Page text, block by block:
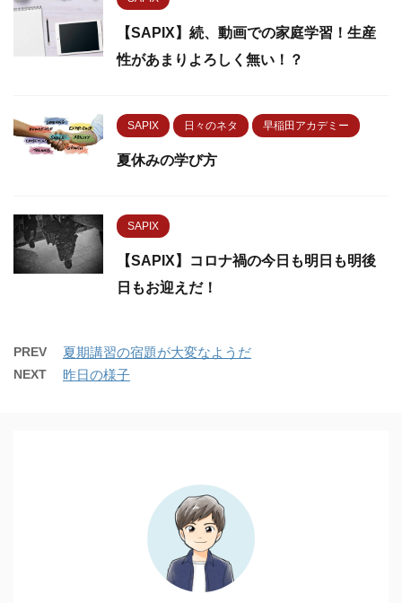
【SAPIX】続、動画での家庭学習！生産
性があまりよろしく無い！？
SAPIX 日々のネタ 早稲田アカデミー
夏休みの学び方
SAPIX
【SAPIX】コロナ禍の今日も明日も明後
日もお迎えだ！
PREV 夏期講習の宿題が大変なようだ
NEXT 昨日の様子